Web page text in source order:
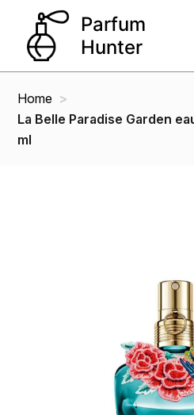
Home
La Belle Paradise Garden
ml